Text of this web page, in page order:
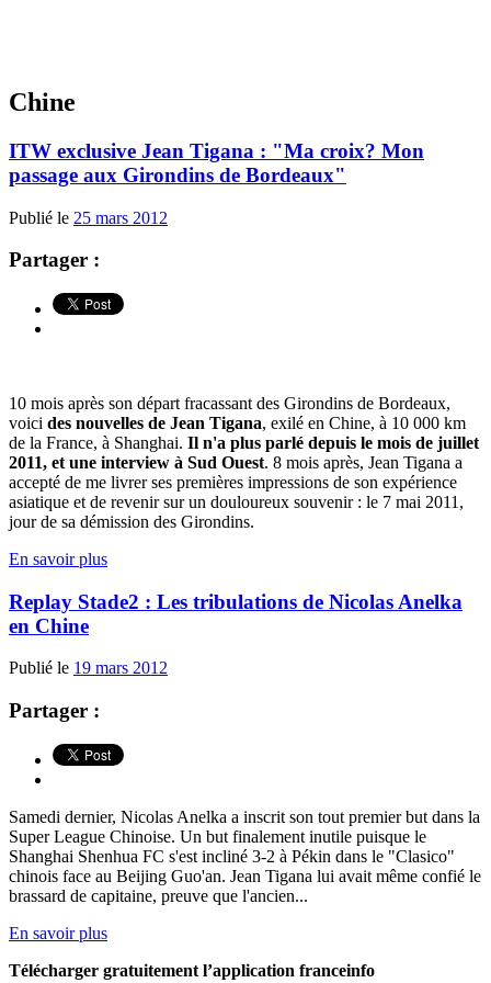
Chine
ITW exclusive Jean Tigana : "Ma croix? Mon
passage aux Girondins de Bordeaux"
Publié le 25 mars 2012
Partager :
10 mois après son départ fracassant des Girondins de Bordeaux,
voici des nouvelles de Jean Tigana, exilé en Chine, à 10 000 km
de la France, à Shanghai. Il n'a plus parlé depuis le mois de juillet
2011, et une interview à Sud Ouest. 8 mois après, Jean Tigana a
accepté de me livrer ses premières impressions de son expérience
asiatique et de revenir sur un douloureux souvenir : le 7 mai 2011,
jour de sa démission des Girondins.
En savoir plus
Replay Stade2 : Les tribulations de Nicolas Anelka
en Chine
Publié le 19 mars 2012
Partager :
Samedi dernier, Nicolas Anelka a inscrit son tout premier but dans la
Super League Chinoise. Un but finalement inutile puisque le
Shanghai Shenhua FC s'est incliné 3-2 à Pékin dans le "Clasico"
chinois face au Beijing Guo'an. Jean Tigana lui avait même confié le
brassard de capitaine, preuve que l'ancien...
En savoir plus
Télécharger gratuitement l’application franceinfo